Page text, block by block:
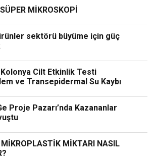
MİKROSKOPİ
sektörü büyüme için güç
Cilt Etkinlik Testi
ve Transepidermal Su Kaybı
Proje Pazarı’nda Kazananlar
MİKTARI NASIL